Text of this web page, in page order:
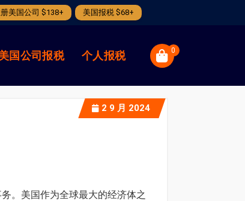
美国公司 $138+ 美国报税 $68+
国公司报税 个人报税 0
2 9 月 2024
。美国作为全球最大的经济体之